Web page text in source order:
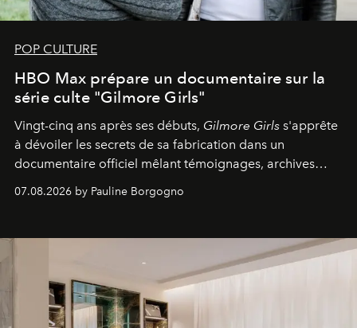
POP CULTURE
HBO Max prépare un documentaire sur la
série culte "Gilmore Girls"
Vingt-cinq ans après ses débuts, Gilmore Girls s'apprête
à dévoiler les secrets de sa fabrication dans un
documentaire officiel mêlant témoignages, archives
inédites et plongée dans les coulisses d'un phénomène
générationnel.
07.08.2026 by Pauline Borgogno